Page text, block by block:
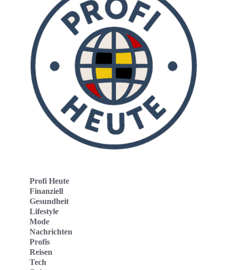
Profi Heute
Finanziell
Gesundheit
Lifestyle
Mode
Nachrichten
Profis
Reisen
Tech